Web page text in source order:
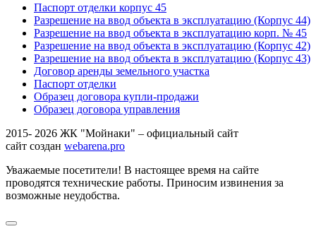
Паспорт отделки корпус 45
Разрешение на ввод объекта в эксплуатацию (Корпус 44)
Разрешение на ввод объекта в эксплуатацию корп. № 45
Разрешение на ввод объекта в эксплуатацию (Корпус 42)
Разрешение на ввод объекта в эксплуатацию (Корпус 43)
Договор аренды земельного участка
Паспорт отделки
Образец договора купли-продажи
Образец договора управления
2015- 2026 ЖК "Мойнаки" – официальный сайт
сайт создан webarena.pro
Уважаемые посетители! В настоящее время на сайте
проводятся технические работы. Приносим извинения за
возможные неудобства.